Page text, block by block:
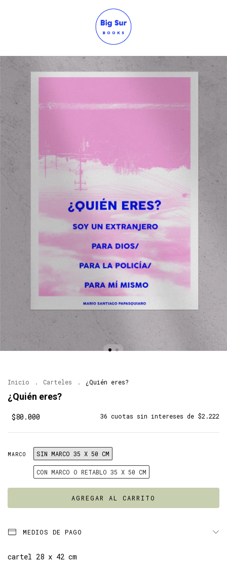
Inicio . Carteles . ¿Quién eres?
¿Quién eres?
$80.000 36 cuotas sin intereses de $2.222
MARCO SIN MARCO 35 X 50 CM
CON MARCO O RETABLO 35 X 50 CM
MEDIOS DE PAGO
cartel 28 x 42 cm